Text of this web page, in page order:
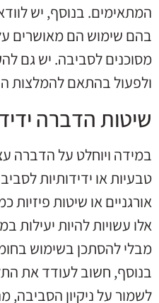
המתאימים. בנוסף, יש
בהם שימוש הם מאושרים
מסוכנים לסביבה. יש גם
ולפעול בהתאם להמלצות
שיטות הדברה
במידה ויוחלט על הדברה
טבעיות או ידידותיות
אורגניים או שיטות פיזיות
אלו עשויות להיות יעילות
מבלי להסתכן בשימוש
בנוסף, חשוב לעודד את
לשמור על ניקיון הסביבה,